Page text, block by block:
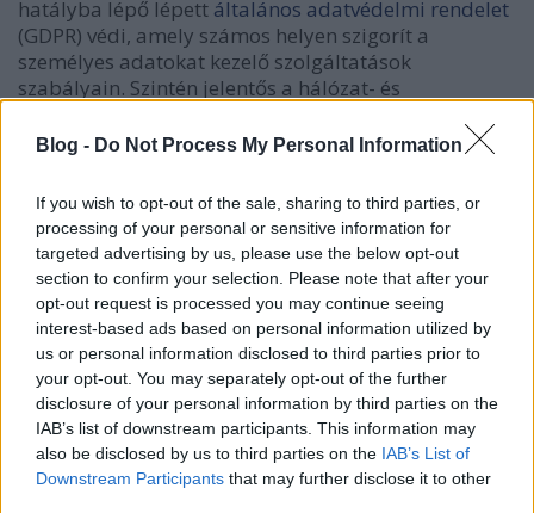
Blog - Do Not Process My Personal Information
If you wish to opt-out of the sale, sharing to third parties, or
processing of your personal or sensitive information for
targeted advertising by us, please use the below opt-out
section to confirm your selection. Please note that after your
opt-out request is processed you may continue seeing
interest-based ads based on personal information utilized by
us or personal information disclosed to third parties prior to
your opt-out. You may separately opt-out of the further
disclosure of your personal information by third parties on the
IAB’s list of downstream participants. This information may
also be disclosed by us to third parties on the IAB’s List of
Downstream Participants that may further disclose it to other
hatályba lépő lépett általános adatvédelmi rendelet
(GDPR) védi, amely számos helyen szigorít a
személyes adatokat kezelő szolgáltatások
szabályain. Szintén jelentős a hálózat- és
az eddigi önkéntes együttműködés helyett
alapjait; meghatározza az alapvető szolgáltatásokat
nyújtó (pl. energia, a közlekedés, az egészségügy és
a pénzügy kritikus ágazatában működő) szereplők
biztonsági kötelezettségeit minden tagállamban.
legújabb javaslatok közta Bizottságfelvázoltaegy
közöseurópai uniós kiberbiztonsági ügynökség
létrehozásának tervét is, amely a már működő
Európai Uniós Hálózat- és Információbiztonsági
Ügynökség (ENISA ) továbbfejlesztésével jönne létre.
Segítségével rendszeresen páneurópai